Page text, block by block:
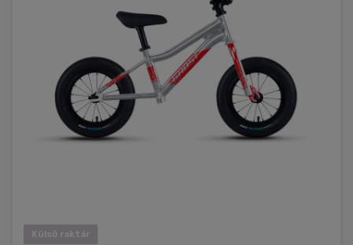
Külső raktár